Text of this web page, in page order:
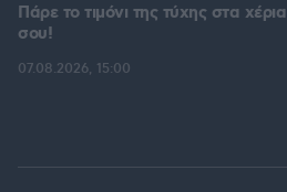
Πάρε το τιμόνι της τύχης στα χέρια
σου!
07.08.2026, 15:00